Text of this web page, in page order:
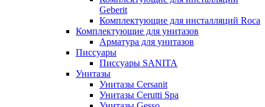
Geberit
Комплектующие для инсталляций Roca
Комплектующие для унитазов
Арматура для унитазов
Писсуары
Писсуары SANITA
Унитазы
Унитазы Cersanit
Унитазы Cerutti Spa